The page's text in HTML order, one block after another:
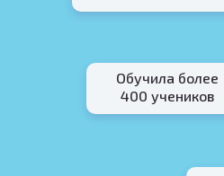
Обучила более
400 учеников